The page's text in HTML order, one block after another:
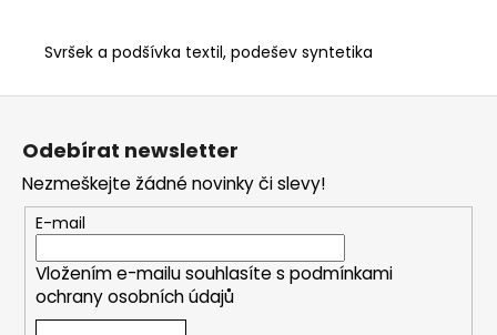
Svršek a podšívka textil, podešev syntetika
Z
Odebírat newsletter
Nezmeškejte žádné novinky či slevy!
E-mail
Vložením e-mailu souhlasíte s podmínkami
ochrany osobních údajů